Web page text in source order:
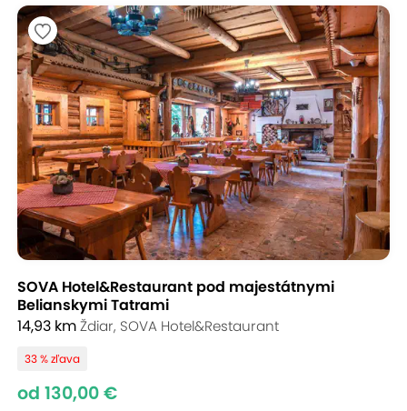
SOVA Hotel&Restaurant pod majestátnymi
Belianskymi Tatrami
14,93 kmŽdiar, SOVA Hotel&Restaurant
33 % zľava
od 130,00 €